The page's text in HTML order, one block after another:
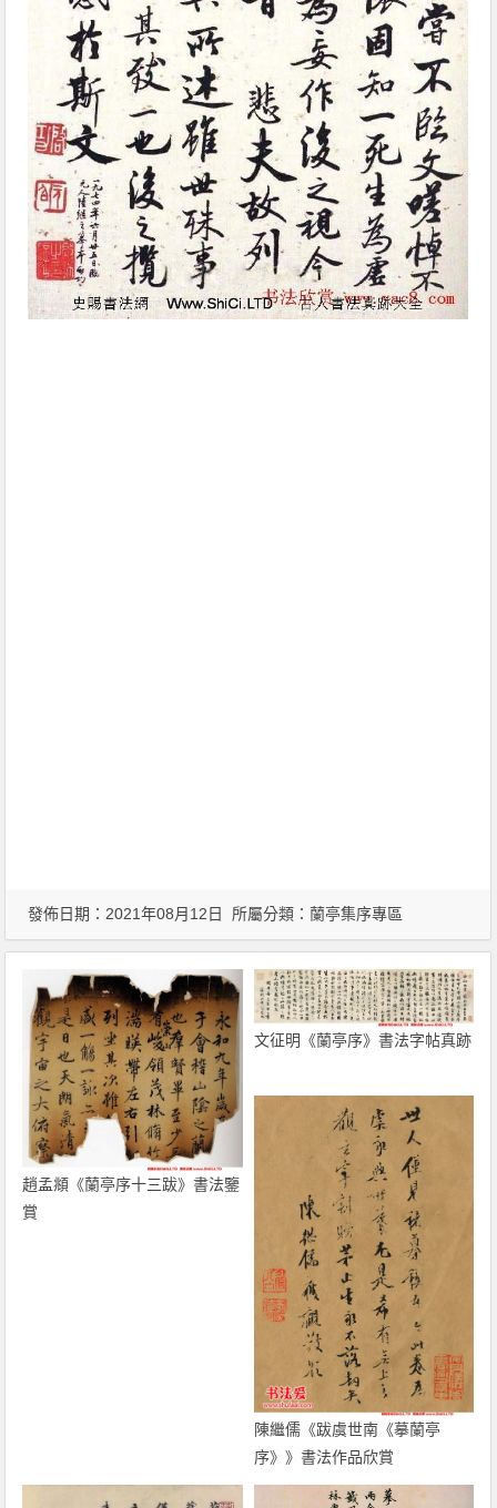
發佈日期：2021年08月12日 所屬分類：蘭亭集序專區
趙孟頫《蘭亭序十三跋》書法鑒
賞
文征明《蘭亭序》書法字帖真跡
陳繼儒《跋虞世南《摹蘭亭
序》》書法作品欣賞